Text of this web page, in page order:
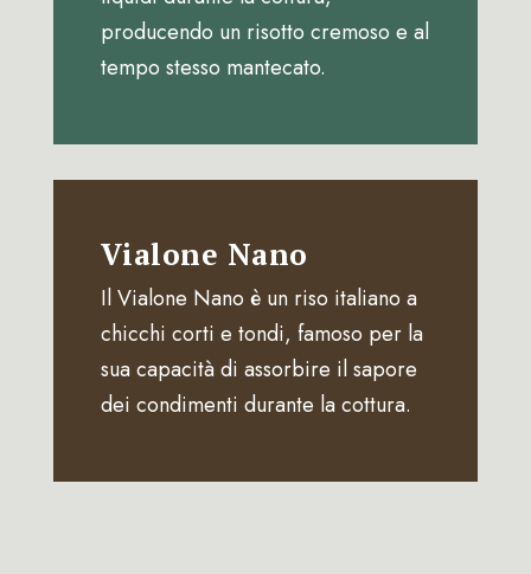
producendo un risotto cremoso e al
tempo stesso mantecato.
Vialone Nano
Il Vialone Nano è un riso italiano a
chicchi corti e tondi, famoso per la
sua capacità di assorbire il sapore
dei condimenti durante la cottura.